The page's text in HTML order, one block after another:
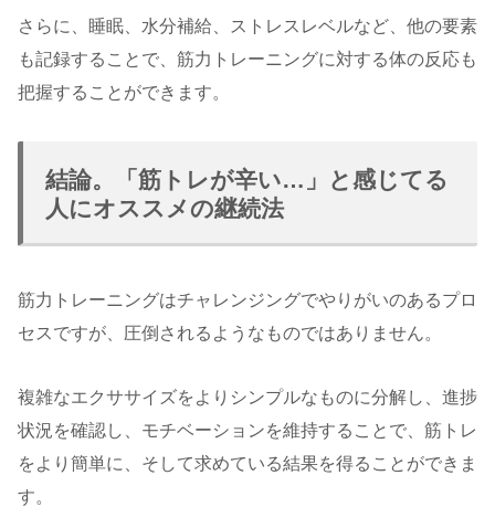
さらに、睡眠、水分補給、ストレスレベルなど、他の要素
も記録することで、筋力トレーニングに対する体の反応も
把握することができます。
結論。「筋トレが辛い…」と感じてる
人にオススメの継続法
筋力トレーニングはチャレンジングでやりがいのあるプロ
セスですが、圧倒されるようなものではありません。
複雑なエクササイズをよりシンプルなものに分解し、進捗
状況を確認し、モチベーションを維持することで、筋トレ
をより簡単に、そして求めている結果を得ることができま
す。